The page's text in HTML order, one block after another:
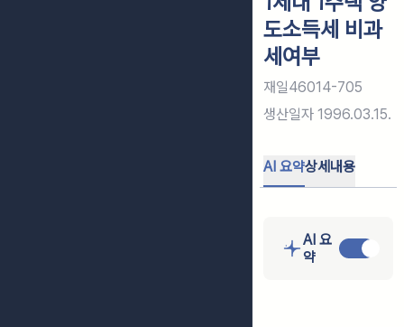
도소득세 비과
세여부
재일46014-705
생산일자 1996.03.15.
AI 요약상세내용
AI 요
약